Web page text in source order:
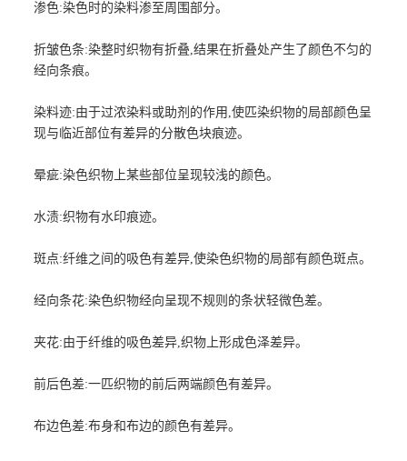
渗色:染色时的染料渗至周围部分。
折皱色条:染整时织物有折叠,结果在折叠处产生了颜色不匀的
经向条痕。
染料迹:由于过浓染料或助剂的作用,使匹染织物的局部颜色呈
现与临近部位有差异的分散色块痕迹。
晕疵:染色织物上某些部位呈现较浅的颜色。
水渍:织物有水印痕迹。
斑点:纤维之间的吸色有差异,使染色织物的局部有颜色斑点。
经向条花:染色织物经向呈现不规则的条状轻微色差。
夹花:由于纤维的吸色差异,织物上形成色泽差异。
前后色差:一匹织物的前后两端颜色有差异。
布边色差:布身和布边的颜色有差异。